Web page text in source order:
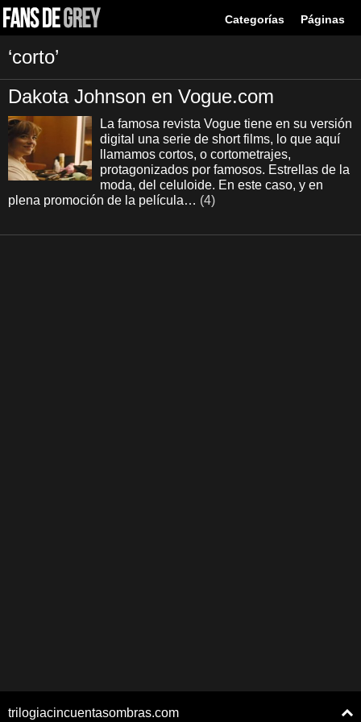
Categorías Páginas
‘corto’
Dakota Johnson en Vogue.com
La famosa revista Vogue tiene en su versión
digital una serie de short films, lo que aquí
llamamos cortos, o cortometrajes,
protagonizados por famosos. Estrellas de la
moda, del celuloide. En este caso, y en
plena promoción de la película… (4)
trilogiacincuentasombras.com